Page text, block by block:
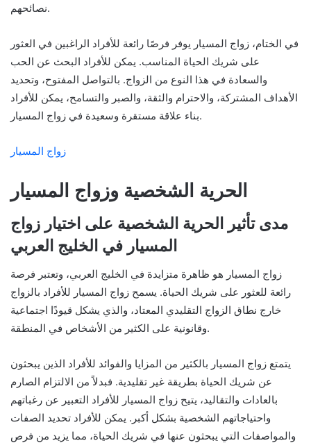
نصائحهم.
في الختام، زواج المسيار يوفر فرصًا رائعة للأفراد الراغبين في العثور
على شريك الحياة المناسب. يمكن للأفراد البحث عن الحب
والسعادة في هذا النوع من الزواج. بالتواصل المفتوح، وتحديد
الأهداف المشتركة، والاحترام والثقة، والصبر والتسامح، يمكن للأفراد
بناء علاقة مستقرة وسعيدة في زواج المسيار.
زواج المسيار
الحرية الشخصية وزواج المسيار
مدى تأثير الحرية الشخصية على اختيار زواج
المسيار في الخليج العربي
زواج المسيار هو ظاهرة متزايدة في الخليج العربي، وتعتبر فرصة
رائعة للعثور على شريك الحياة. يسمح زواج المسيار للأفراد بالزواج
خارج نطاق الزواج التقليدي المعتاد، والذي يشكل قيودًا اجتماعية
وقانونية على الكثير من الأشخاص في المنطقة.
يتمتع زواج المسيار بالكثير من المزايا والفوائد للأفراد الذين يبحثون
عن شريك الحياة بطريقة غير تقليدية. فبدلاً من الالتزام الصارم
بالعادات والتقاليد، يتيح زواج المسيار للأفراد التعبير عن رغباتهم
واحتياجاتهم الشخصية بشكل أكبر. يمكن للأفراد تحديد الصفات
والمواصفات التي يبحثون عنها في شريك الحياة، مما يزيد من فرص